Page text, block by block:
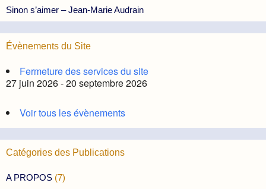
Sinon s’aimer – Jean-Marie Audrain
Évènements du Site
Fermeture des services du site
27 juin 2026 - 20 septembre 2026
Voir tous les évènements
Catégories des Publications
A PROPOS (7)